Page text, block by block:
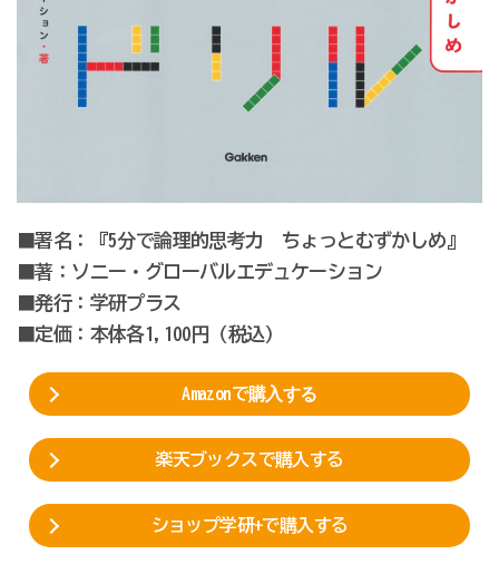
■署名：『5分で論理的思考力 ちょっとむずかしめ』
■著：ソニー・グローバルエデュケーション
■発行：学研プラス
■定価：本体各1,1 00円（税込）
Amazonで購入する
楽天ブックスで購入する
ショップ学研+で購入する